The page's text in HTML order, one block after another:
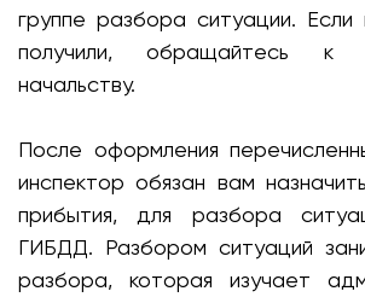
группе разбора ситуации.
получили, обращайтесь к
начальству.
После оформления
инспектор обязан вам
прибытия, для разбора
ГИБДД. Разбором ситуаций
разбора, которая изучает